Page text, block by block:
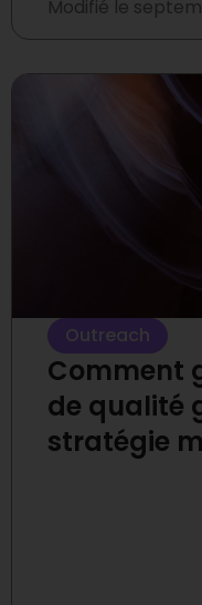
Modifié le
Outreach
Comment
de qualité
stratégie